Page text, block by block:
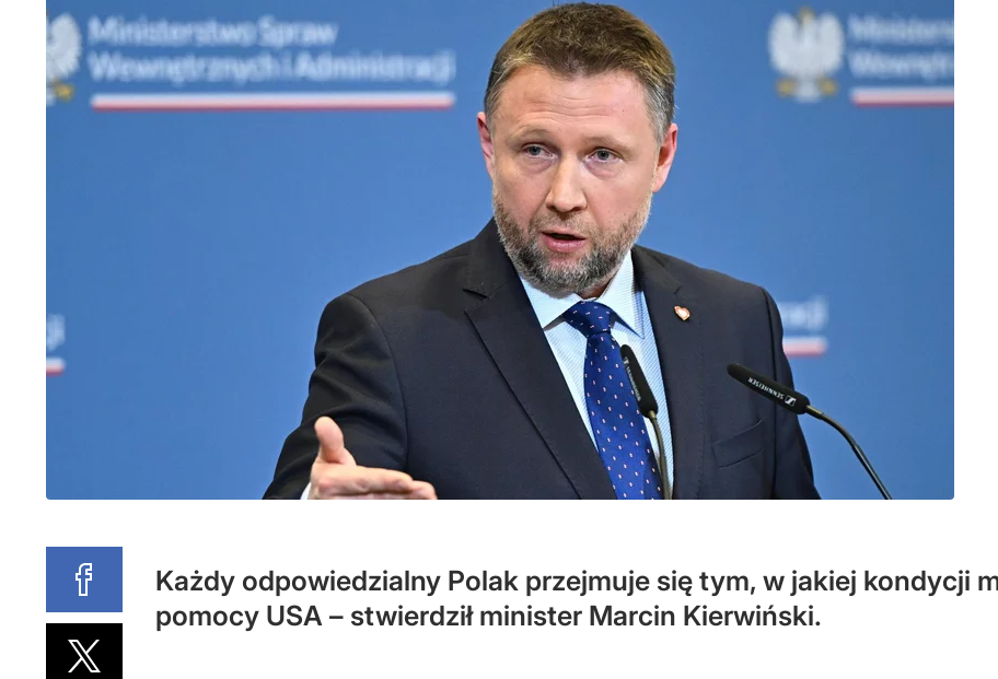
Każdy odpowiedzialny Polak przejmuje się tym, w jakiej kondycji
pomocy USA – stwierdził minister Marcin Kierwiński.